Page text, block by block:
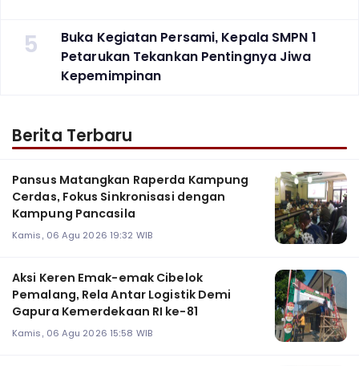
5
Buka Kegiatan Persami, Kepala SMPN 1
Petarukan Tekankan Pentingnya Jiwa
Kepemimpinan
Berita Terbaru
Pansus Matangkan Raperda Kampung
Cerdas, Fokus Sinkronisasi dengan
Kampung Pancasila
Kamis, 06 Agu 2026 19:32 WIB
Aksi Keren Emak-emak Cibelok
Pemalang, Rela Antar Logistik Demi
Gapura Kemerdekaan RI ke-81
Kamis, 06 Agu 2026 15:58 WIB